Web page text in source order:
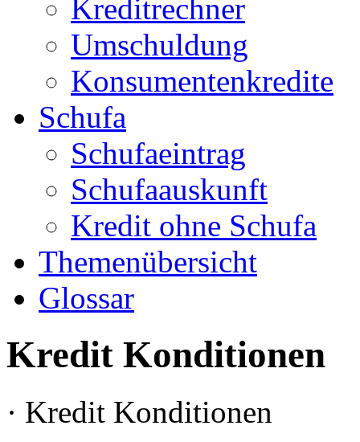
Kreditrechner
Umschuldung
Konsumentenkredite
Schufa
Schufaeintrag
Schufaauskunft
Kredit ohne Schufa
Themenübersicht
Glossar
Kredit Konditionen
· Kredit Konditionen